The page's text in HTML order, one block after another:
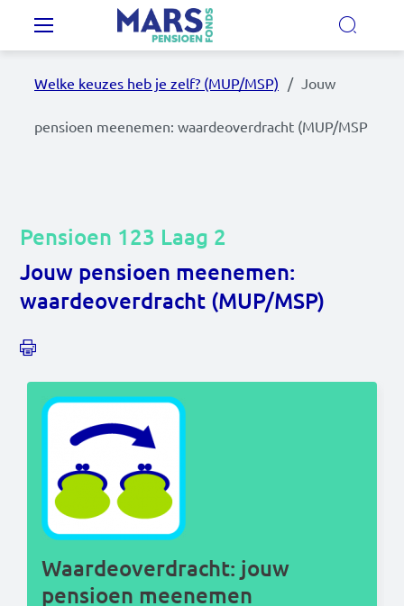
Overslaan en naar de inhoud gaan
Onze regelingen
Nieuws
Contact
Read this in: English
Welke keuzes heb je zelf? (MUP/MSP) Jouw
pensioen meenemen: waardeoverdracht (MUP/MSP
Pensioen 123 Laag 2
Jouw pensioen meenemen:
waardeoverdracht (MUP/MSP)
Waardeoverdracht: jouw
pensioen meenemen